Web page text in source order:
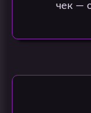
чек —